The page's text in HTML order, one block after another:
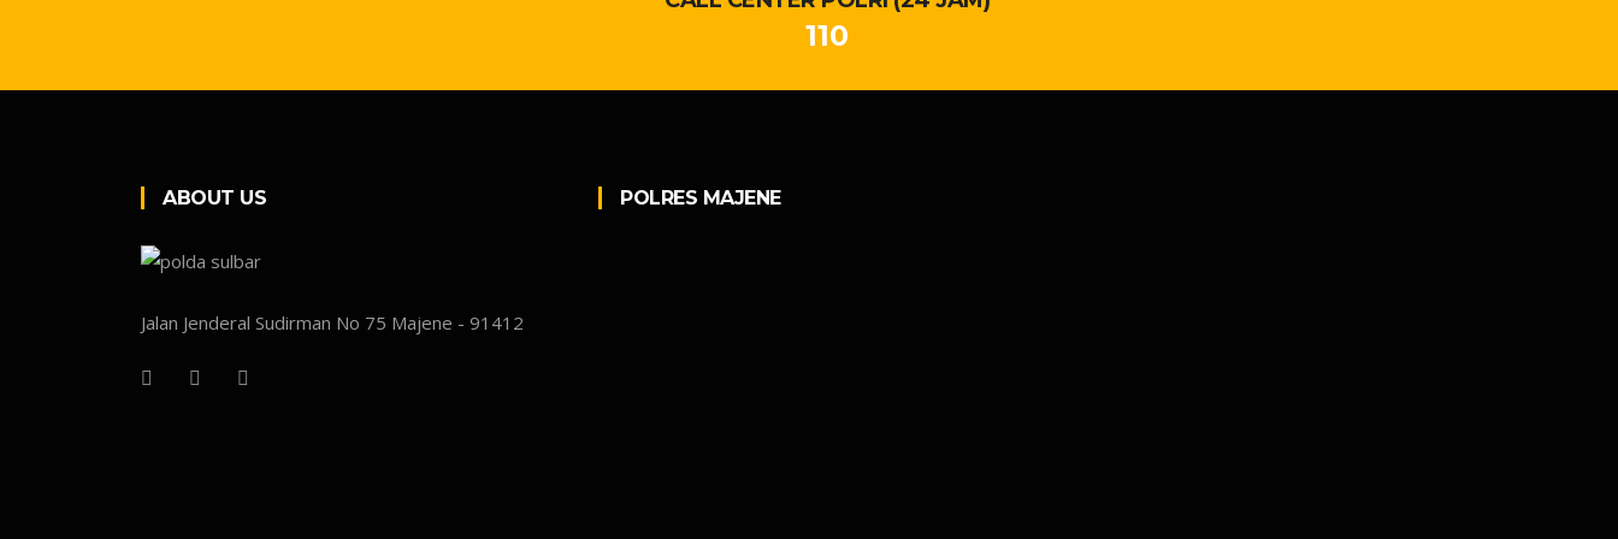
110
ABOUT US
Jalan Jenderal Sudirman No 75 Majene - 91412
POLRES MAJENE